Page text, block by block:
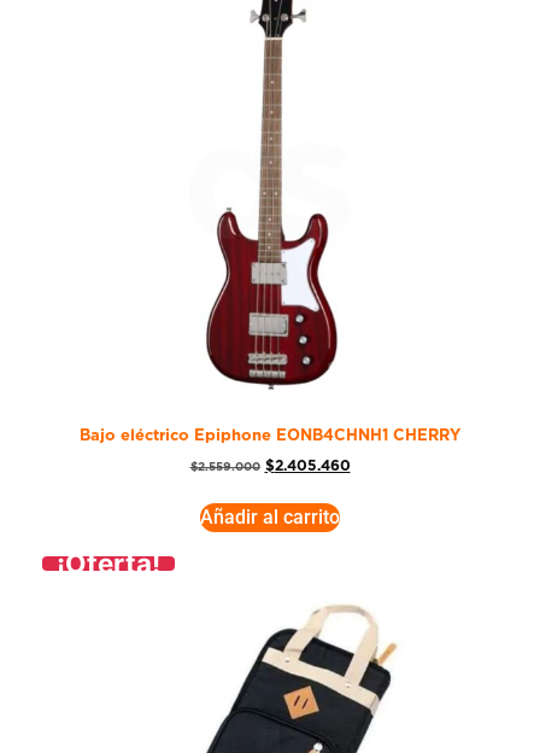
Bajo eléctrico Epiphone EONB4CHNH1 CHERRY
$2.559.000 $2.405.460
Añadir al carrito
¡Oferta!